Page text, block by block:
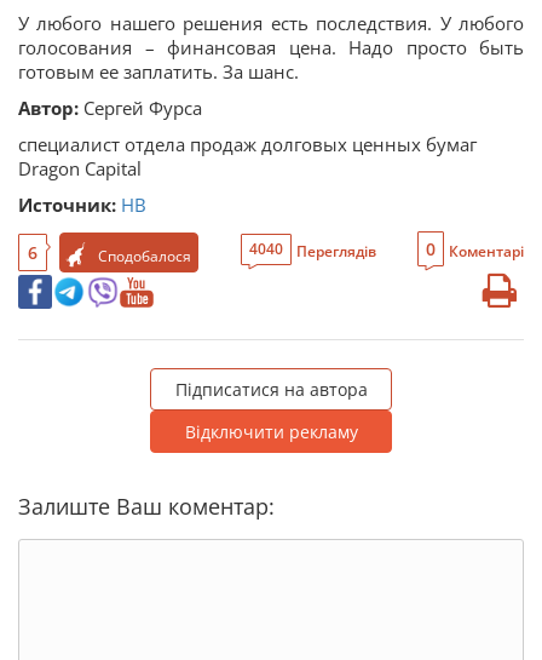
У любого нашего решения есть последствия. У любого
голосования – финансовая цена. Надо просто быть
готовым ее заплатить. За шанс.
Автор: Сергей Фурса
специалист отдела продаж долговых ценных бумаг
Dragon Capital
Источник: НВ
6 Сподобалося 4040 Переглядів 0 Коментарі
Підписатися на автора
Відключити рекламу
Залиште Ваш коментар: